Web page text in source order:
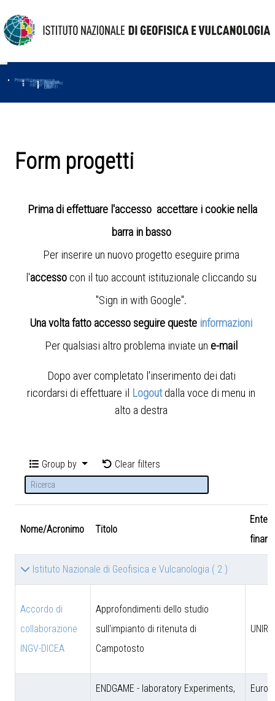
Progetti
Progetti Dipartimentali
AmbienteAmused
Macmap
Tropomag
TerremotiFurther
Muse
Vulcani First
Impact
Love-cf
Uno
Form progetti
Prima di effettuare l'accesso accettare i cookie nella
barra in basso
Per inserire un nuovo progetto eseguire prima
l'accesso con il tuo account istituzionale cliccando su
"Sign in with Google".
Una volta fatto accesso seguire queste informazioni
Per qualsiasi altro problema inviate un e-mail
Dopo aver completato l'inserimento dei dati
ricordarsi di effettuare il Logout dalla voce di menu in
alto a destra
Group by Clear filters
Nome/Acronimo Titolo
Ente
Istituto Nazionale di Geofisica e Vulcanologia ( 2 )
Accordo di
collaborazione
INGV-DICEA
Approfondimenti dello studio
sull'impianto di ritenuta di
Campotosto
ENDGAME - laboratory Experiments,